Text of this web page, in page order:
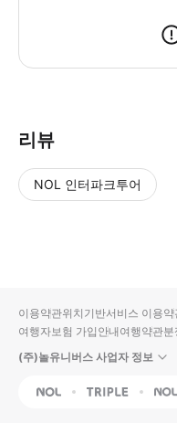
리뷰
NOL 인터파크투어
입니
다.
순
상
이용약관위치기반서비스 이용약
여행자보험 가입안내여행약관분
(주)놀유니버스 사업자 정보
NOL Triple